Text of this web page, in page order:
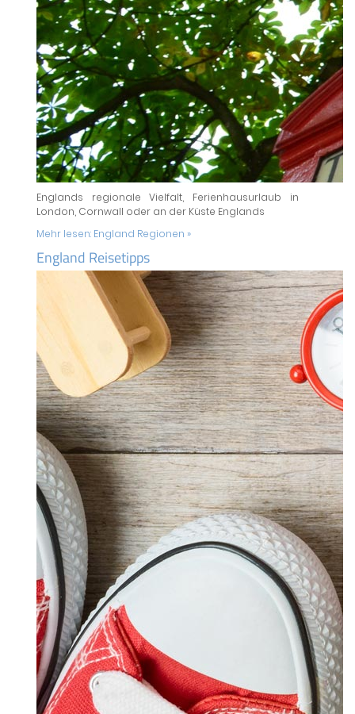
Englands regionale Vielfalt, Ferienhausurlaub in
London, Cornwall oder an der Küste Englands
Mehr lesen: England Regionen »
England Reisetipps